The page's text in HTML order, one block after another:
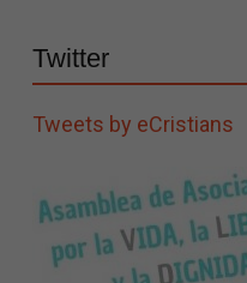
Twitter
Tweets by eCristians